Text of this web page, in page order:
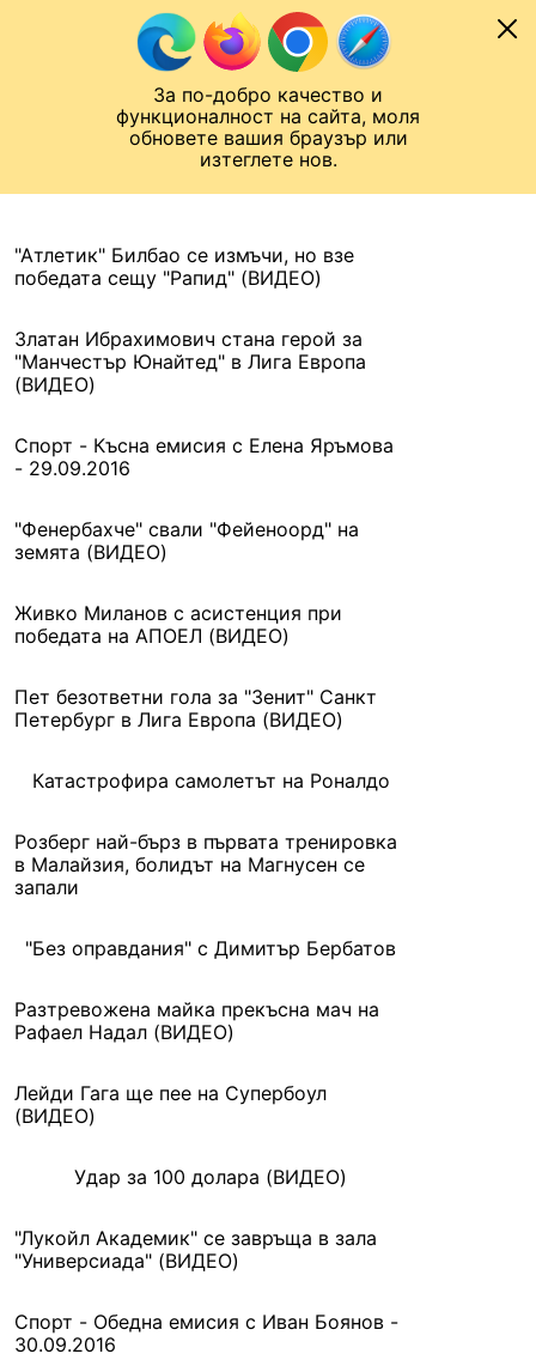
За по-добро качество и
функционалност на сайта, моля
обновете вашия браузър или
изтеглете нов.
Към съдържанието
Лига на Конференциите
"Атлетик" Билбао се измъчи, но взе
победата сещу "Рапид" (ВИДЕО)
Златан Ибрахимович стана герой за
"Манчестър Юнайтед" в Лига Европа
(ВИДЕО)
Спорт - Късна емисия с Елена Яръмова
- 29.09.2016
"Фенербахче" свали "Фейеноорд" на
земята (ВИДЕО)
Живко Миланов с асистенция при
победата на АПОЕЛ (ВИДЕО)
Пет безответни гола за "Зенит" Санкт
Петербург в Лига Европа (ВИДЕО)
Катастрофира самолетът на Роналдо
Розберг най-бърз в първата тренировка
в Малайзия, болидът на Магнусен се
запали
"Без оправдания" с Димитър Бербатов
Разтревожена майка прекъсна мач на
Рафаел Надал (ВИДЕО)
Лейди Гага ще пее на Супербоул
(ВИДЕО)
Удар за 100 долара (ВИДЕО)
"Лукойл Академик" се завръща в зала
"Универсиада" (ВИДЕО)
Спорт - Обедна емисия с Иван Боянов -
30.09.2016